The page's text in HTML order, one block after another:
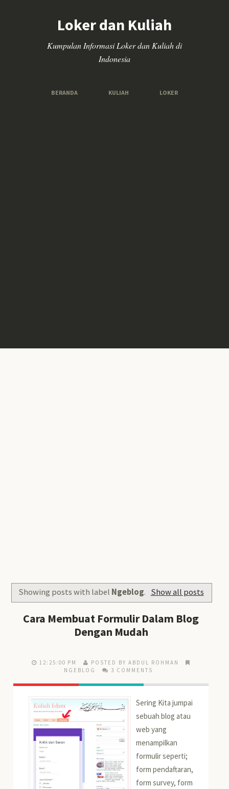
Loker dan Kuliah
Kumpulan Informasi Loker dan Kuliah di
Indonesia
BERANDA KULIAH LOKER
Showing posts with label Ngeblog. Show all posts
Cara Membuat Formulir Dalam Blog
Dengan Mudah
12:25:00 PM
POSTED BY ABDUL ROHMAN
NGEBLOG
3 COMMENTS
Sering Kita jumpai
sebuah blog atau
web yang
menampilkan
formulir seperti;
form pendaftaran,
form survey, form